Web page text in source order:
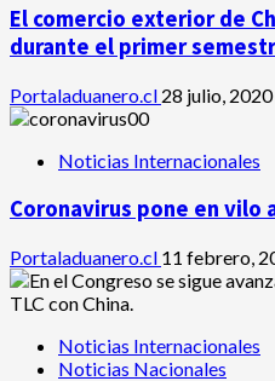
El comercio exterior de
durante el primer
Portaladuanero.cl 28 julio, 2020
Noticias Internacionales
Coronavirus pone en vilo
Portaladuanero.cl 11 febrero,
Noticias Internacionales
Noticias Nacionales